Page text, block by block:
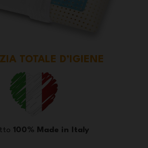
TOTALE D’IGIENE
100% Made in Italy